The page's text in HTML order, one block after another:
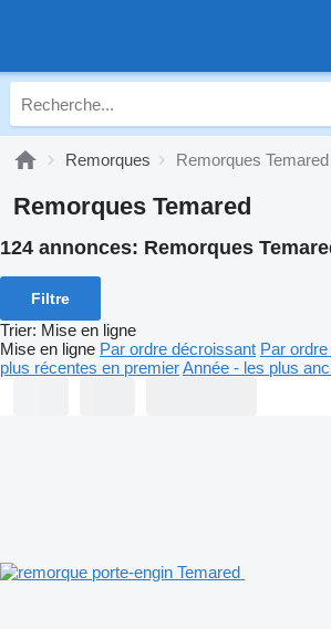
Remorques Remorques Temared
Remorques Temared
124 annonces: Remorques
Filtre
Trier: Mise en ligne
Mise en ligne Par ordre décroissant Par
plus récentes en premierAnnée - les plus